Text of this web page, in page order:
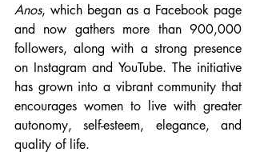
Anos, which began as a Facebook page
and now gathers more than 900,000
followers, along with a strong presence
on Instagram and YouTube. The initiative
has grown into a vibrant community that
encourages women to live with greater
autonomy, self-esteem, elegance, and
quality of life.